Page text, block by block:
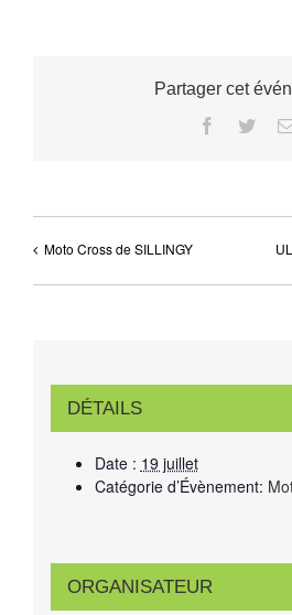
Partager cet
Facebook
Moto Cross de SILLINGY
DÉTAILS
Date : 19 juillet
Catégorie d’Évènement:
ORGANISATEUR